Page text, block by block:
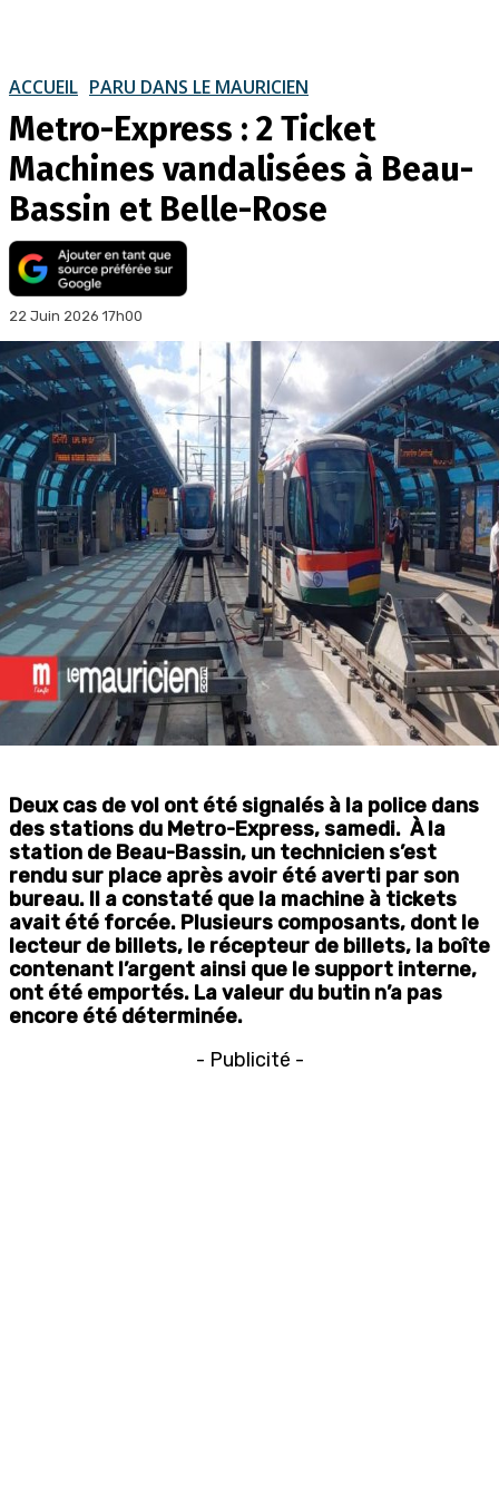
ACCUEIL PARU DANS LE MAURICIEN
Metro-Express : 2 Ticket
Machines vandalisées à Beau-
Bassin et Belle-Rose
22 Juin 2026 17h00
Deux cas de vol ont été signalés à la police dans
des stations du Metro-Express, samedi. À la
station de Beau-Bassin, un technicien s’est
rendu sur place après avoir été averti par son
bureau. Il a constaté que la machine à tickets
avait été forcée. Plusieurs composants, dont le
lecteur de billets, le récepteur de billets, la boîte
contenant l’argent ainsi que le support interne,
ont été emportés. La valeur du butin n’a pas
encore été déterminée.
- Publicité -